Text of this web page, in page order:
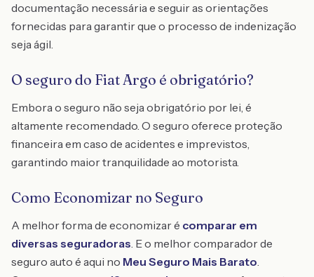
documentação necessária e seguir as orientações
fornecidas para garantir que o processo de indenização
seja ágil.
O seguro do Fiat Argo é obrigatório?
Embora o seguro não seja obrigatório por lei, é
altamente recomendado. O seguro oferece proteção
financeira em caso de acidentes e imprevistos,
garantindo maior tranquilidade ao motorista.
Como Economizar no Seguro
A melhor forma de economizar é comparar em
diversas seguradoras. E o melhor comparador de
seguro auto é aqui no Meu Seguro Mais Barato.